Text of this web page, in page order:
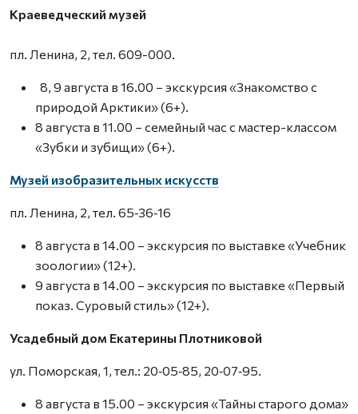
Краеведческий музей
пл. Ленина, 2, тел. 609-000.
8, 9 августа в 16.00 – экскурсия «Знакомство с
природой Арктики» (6+).
8 августа в 11.00 – семейный час с мастер-классом
«Зубки и зубищи» (6+).
Музей изобразительных искусств
пл. Ленина, 2, тел. 65‑36‑16
8 августа в 14.00 – экскурсия по выставке «Учебник
зоологии» (12+).
9 августа в 14.00 – экскурсия по выставке «Первый
показ. Суровый стиль» (12+).
Усадебный дом Екатерины Плотниковой
ул. Поморская, 1, тел.: 20‑05‑85, 20‑07‑95.
8 августа в 15.00 – экскурсия «Тайны старого дома»